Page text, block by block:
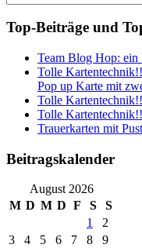
Top-Beiträge und
Team Blog Hop: ein
Tolle
Pop up Karte mit
Tolle
Tolle
Trauerkarten mit
Beitragskalender
August 2026
M D M D F S
S
1
2
3
4 5 6 7 8
9